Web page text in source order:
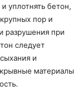
уплотнять бетон,
пор и
разрушения при
следует
и
материалы